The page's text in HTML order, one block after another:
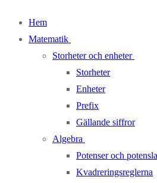
Hem
Matematik
Storheter och enheter
Storheter
Enheter
Prefix
Gällande siffror
Algebra
Potenser och
Kvadreringsreglerna